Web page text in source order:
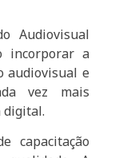
Audiovisual
incorporar a
audiovisual e
vez mais
digital.
capacitação